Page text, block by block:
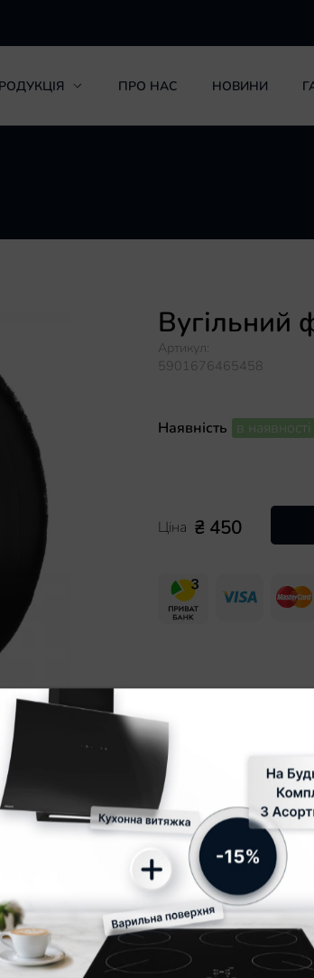
ПРО НАС НОВИНИ
Вугільний
Артикул:
5901676465458
Наявність в наявності
Ціна ₴ 450